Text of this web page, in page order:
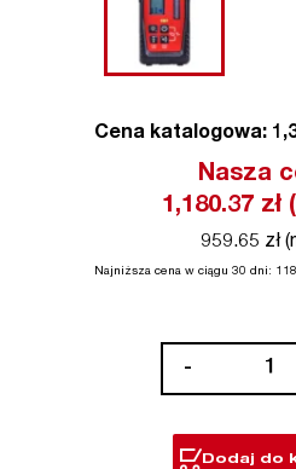
Cena katalogowa:
Nasza
1,180.37 zł
959.65 zł
Najniższa cena w ciągu 30 dni:
-
liniowy/rotacyjny
Dodaj do